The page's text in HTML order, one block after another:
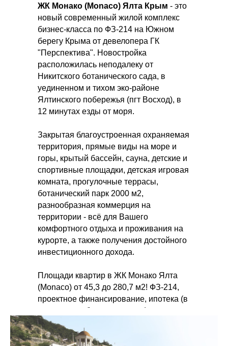
ЖК Монако (Monaco) Ялта Крым - это
новый современный жилой комплекс
бизнес-класса по ФЗ-214 на Южном
берегу Крыма от девелопера ГК
"Перспектива". Новостройка
расположилась неподалеку от
Никитского ботанического сада, в
уединенном и тихом эко-районе
Ялтинского побережья (пгт Восход), в
12 минутах езды от моря.
Закрытая благоустроенная охраняемая
территория, прямые виды на море и
горы, крытый бассейн, сауна, детские и
спортивные площадки, детская игровая
комната, прогулочные террасы,
ботанический парк 2000 м2,
разнообразная коммерция на
территории - всё для Вашего
комфортного отдыха и проживания на
курорте, а также получения достойного
инвестиционного дохода.
Площади квартир в ЖК Монако Ялта
(Monaco) от 45,3 до 280,7 м2! ФЗ-214,
проектное финансирование, ипотека (в
том числе субсидированная),
материнский капитал, рассрочка от
застройщика. Старт продаж!